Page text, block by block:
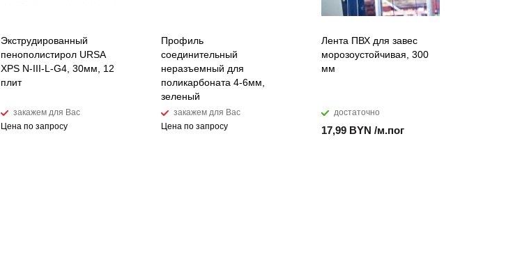
Экструдированный
пенополистирол URSA
XPS N-III-L-G4, 30мм, 12
плит
закажем для Вас
Цена по запросу
Профиль
соединительный
неразъемный для
поликарбоната 4-6мм,
зеленый
закажем для Вас
Цена по запросу
Лента ПВХ для завес
морозоустойчивая, 300
мм
достаточно
17,99 BYN /м.пог